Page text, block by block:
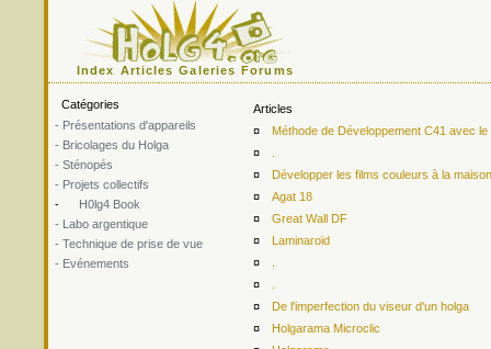
Index Articles Galeries Forums
Catégories
- Présentations d'appareils
- Bricolages du Holga
- Sténopés
- Projets collectifs
-
H0lg4 Book
- Labo argentique
- Technique de prise de vue
- Evénements
Articles
¤
Méthode de Développement C41 avec
¤
¤
Développer les films couleurs à la
¤
Agat 18
¤
Great Wall DF
¤
Laminaroid
¤
¤
¤
De l'imperfection du viseur d'un holga
¤
Holgarama Microclic